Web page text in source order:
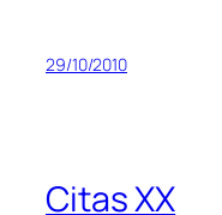
29/10/2010
Citas XX